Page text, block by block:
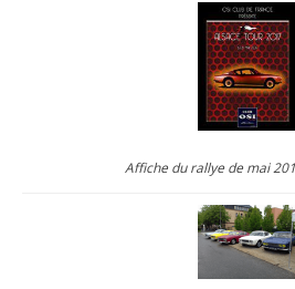
Affiche du rallye de mai